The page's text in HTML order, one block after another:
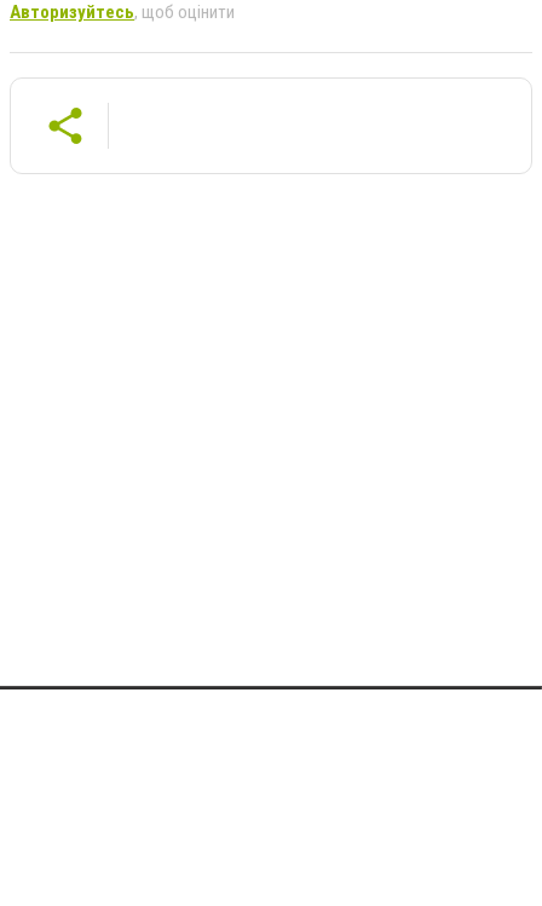
Авторизуйтесь, щоб оцінити